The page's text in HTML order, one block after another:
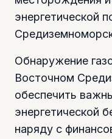
энергетической
Обнаружение
Восточном
обеспечить
энергетической
наряду с